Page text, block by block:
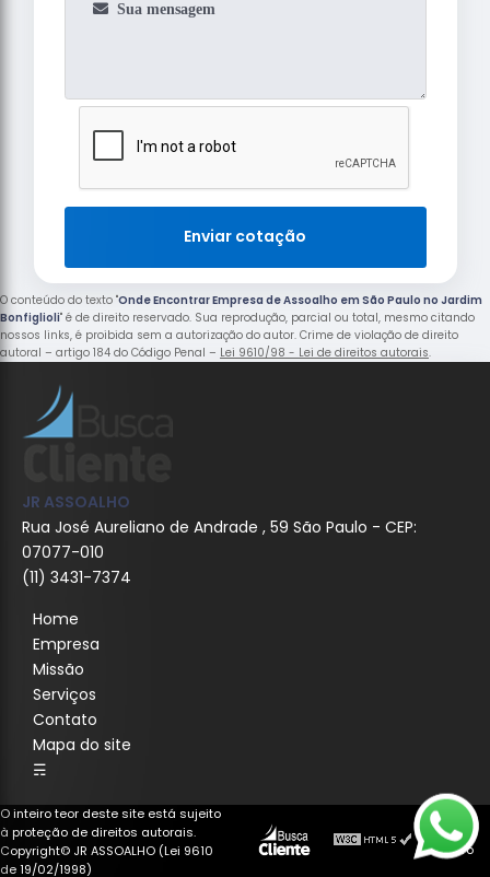
Enviar cotação
O conteúdo do texto "Onde Encontrar Empresa de Assoalho em São Paulo no Jardim
Bonfiglioli" é de direito reservado. Sua reprodução, parcial ou total, mesmo citando
nossos links, é proibida sem a autorização do autor. Crime de violação de direito
autoral – artigo 184 do Código Penal – Lei 9610/98 - Lei de direitos autorais.
JR ASSOALHO
Rua José Aureliano de Andrade , 59 São Paulo - CEP:
07077-010
(11) 3431-7374
Home
Empresa
Missão
Serviços
Contato
Mapa do site
☴
O inteiro teor deste site está sujeito
à proteção de direitos autorais.
Copyright© JR ASSOALHO (Lei 9610
de 19/02/1998)